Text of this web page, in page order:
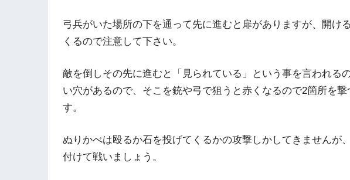
弓兵がいた場所の下を通って先に進むと扉がありますが、開け
くるので注意して下さい。
敵を倒しその先に進むと「見られている」という事を言われる
い穴があるので、そこを銃や弓で狙うと赤くなるので2箇所を
す。
ぬりかべは殴るか石を投げてくるかの攻撃しかしてきませんが
付けて戦いましょう。